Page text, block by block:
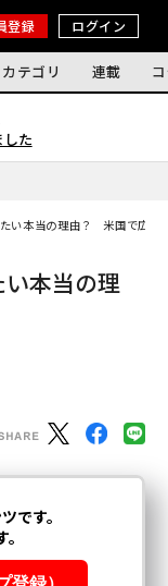
登録 ログイン
カテゴリ 連載
た
い本当の理由？ 米国で広ま
本当の理